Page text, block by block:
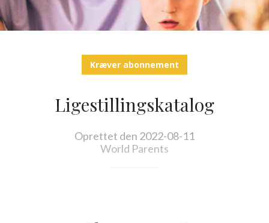
Kræver abonnement
Ligestillingskatalog
Oprettet den 2022-08-11
World Parents